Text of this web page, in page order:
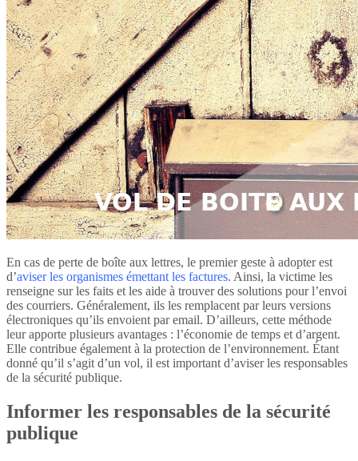
En cas de perte de boîte aux lettres, le premier geste à adopter est
d’aviser les organismes émettant les factures. Ainsi, la victime les
renseigne sur les faits et les aide à trouver des solutions pour l’envoi
des courriers. Généralement, ils les remplacent par leurs versions
électroniques qu’ils envoient par email. D’ailleurs, cette méthode
leur apporte plusieurs avantages : l’économie de temps et d’argent.
Elle contribue également à la protection de l’environnement. Étant
donné qu’il s’agit d’un vol, il est important d’aviser les responsables
de la sécurité publique.
Informer les responsables de la sécurité
publique